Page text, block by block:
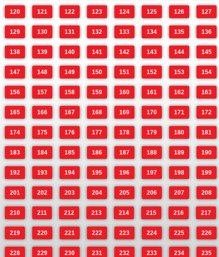
120 121 122 123 124 125 126 127
129 130 131 132 133 134 135 136
138 139 140 141 142 143 144 145
147 148 149 150 151 152 153 154
156 157 158 159 160 161 162 163
165 166 167 168 169 170 171 172
174 175 176 177 178 179 180 181
183 184 185 186 187 188 189 190
192 193 194 195 196 197 198 199
201 202 203 204 205 206 207 208
210 211 212 213 214 215 216 217
219 220 221 222 223 224 225 226
228 229 230 231 232 233 234 235